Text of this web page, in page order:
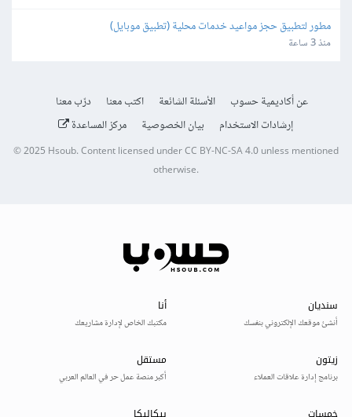
مطور لتطبيق حجز مواعيد خدمات محلية (تطبيق موبايل)
منذ 3 ساعة
عن أكاديمية حسوب الأسئلة الشائعة اكتب معنا
درّب معنا
إرشادات الاستخدام
بيان الخصوصية مركز المساعدة
© 2025 Hsoub.Content licensed underCC BY-NC-SA 4.0unless mentioned
otherwise.